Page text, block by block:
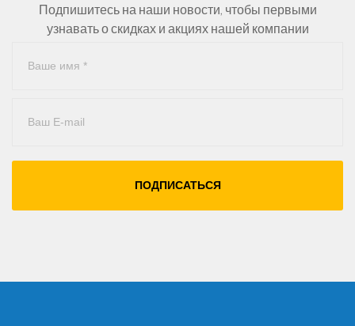
Подпишитесь на наши новости, чтобы первыми
узнавать о скидках и акциях нашей компании
ПОДПИСАТЬСЯ